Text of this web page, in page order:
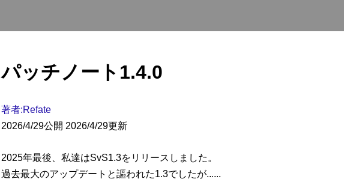
パッチノート1.4.0
著者:Refate
2026/4/29公開 2026/4/29更新
2025年最後、私達はSvS1.3をリリースしました。
過去最大のアップデートと謳われた1.3でしたが......